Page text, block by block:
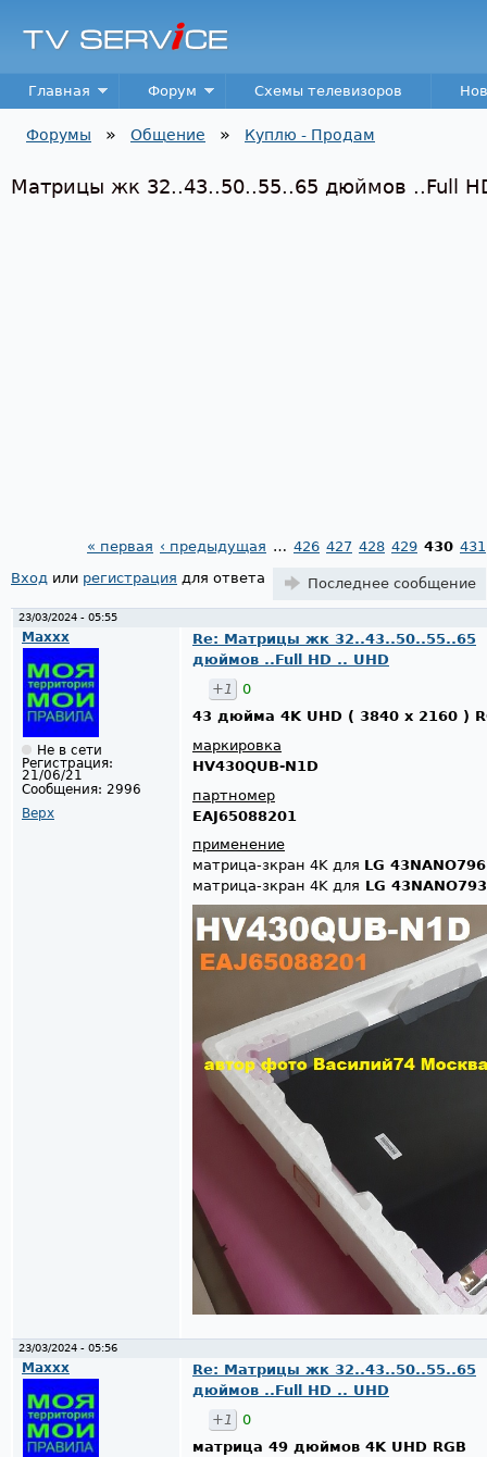
TV
Service
Main menu
Главная Форум Схемы телевизоров
Форумы » Общение » Куплю - Продам
Матрицы жк 32..43..50..55..65 дюймов ..Full
Страницы
« первая ‹ предыдущая … 426 427 428 429 430 431
Вход или регистрация для ответа Последнее сообщение
23/03/2024 - 05:55
Maxxx
Не в сети
Регистрация:
21/06/21
Сообщения: 2996
Верх
Re: Матрицы жк 32..43..50..55..65
дюймов ..Full HD .. UHD
+1
0
43 дюйма 4K UHD ( 3840 x 2160 )
маркировка
HV430QUB-N1D
партномер
EAJ65088201
применение
матрица-зкран 4K для LG
матрица-зкран 4K для LG
23/03/2024 - 05:56
Maxxx
Re: Матрицы жк 32..43..50..55..65
дюймов ..Full HD .. UHD
+1
0
матрица 49 дюймов 4K UHD RGB